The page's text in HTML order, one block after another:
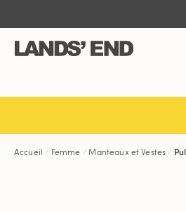
contenu
navigation
barre
Accueil Femme Manteaux et Vestes